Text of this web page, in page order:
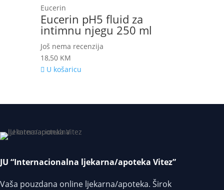
Eucerin
Eucerin pH5 fluid za
intimnu njegu 250 ml
Još nema recenzija
18,50 KM
U košaricu
JU “Internacionalna ljekarna/apoteka Vitez”
Vaša pouzdana online ljekarna/apoteka. Širok